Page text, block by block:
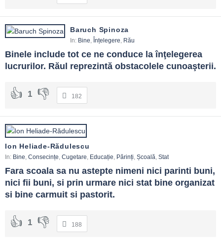
Baruch Spinoza
In: Bine, Înțelegere, Rău
Binele include tot ce ne conduce la înţelegerea
lucrurilor. Răul reprezintă obstacolele cunoaşterii.
1 182
Ion Heliade-Rădulescu
In: Bine, Consecințe, Cugetare, Educație, Părinți, Școală, Stat
Fara scoala sa nu astepte nimeni nici parinti buni,
nici fii buni, si prin urmare nici stat bine organizat
si bine carmuit si pastorit.
1 188